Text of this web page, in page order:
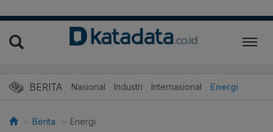
BERITA Nasional Industri Internasional Energi
Berita Energi